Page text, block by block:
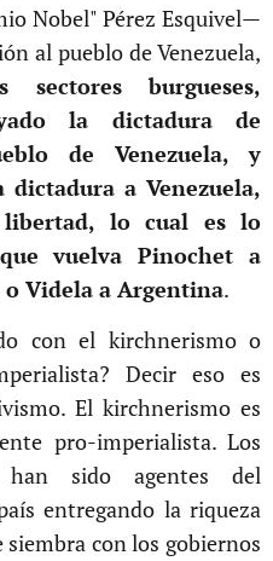
Nobel" Pérez Esquivel—
al pueblo de Venezuela,
sectores burgueses,
la dictadura de
de Venezuela, y
a Venezuela,
lo cual es lo
vuelva Pinochet a
Videla a Argentina.
con el kirchnerismo o
Decir eso es
El kirchnerismo es
pro-imperialista. Los
han sido agentes del
entregando la riqueza
siembra con los gobiernos